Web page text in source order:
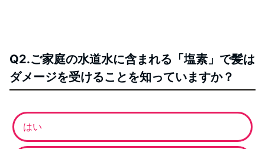
Q2.ご家庭の水道水に含まれる「塩素」で髪は
ダメージを受けることを知っていますか？
はい